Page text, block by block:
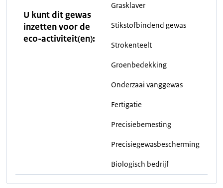
U kunt dit gewas
inzetten voor de
eco-activiteit(en):
Grasklaver
Stikstofbindend gewas
Strokenteelt
Groenbedekking
Onderzaai vanggewas
Fertigatie
Precisiebemesting
Precisiegewasbescherming
Biologisch bedrijf